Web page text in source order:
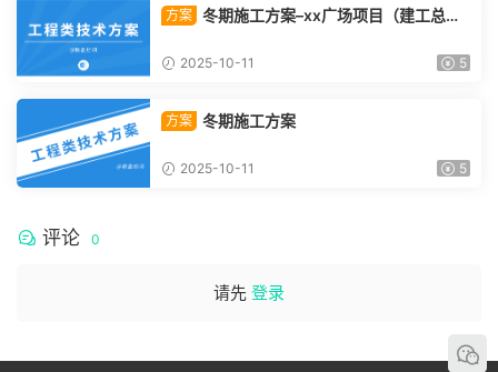
方案 冬期施工方案–xx广场项目（建工总承
2025-10-11 5
方案 冬期施工方案
2025-10-11 5
评论 0
请先 登录